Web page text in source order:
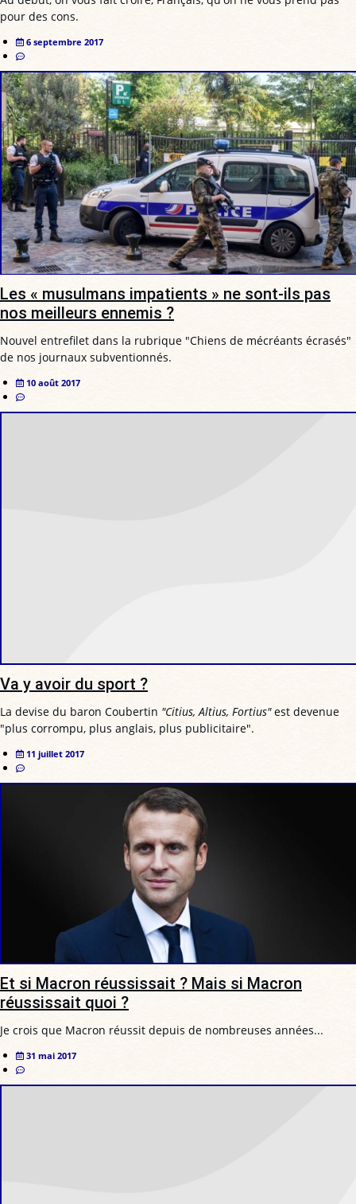
pour des cons.
6 septembre 2017
Les « musulmans impatients » ne sont-ils pas
nos meilleurs ennemis ?
Nouvel entrefilet dans la rubrique "Chiens de mécréants écrasés"
de nos journaux subventionnés.
10 août 2017
Va y avoir du sport ?
La devise du baron Coubertin "Citius, Altius, Fortius"est devenue
"plus corrompu, plus anglais, plus publicitaire".
11 juillet 2017
Et si Macron réussissait ? Mais si Macron
réussissait quoi ?
Je crois que Macron réussit depuis de nombreuses années...
31 mai 2017